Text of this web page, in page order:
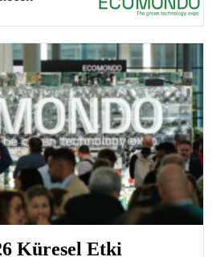
Küresel Etki